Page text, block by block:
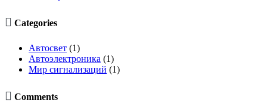
 Categories
Автосвет (1)
Автоэлектроника (1)
Мир сигнализаций (1)
 Comments